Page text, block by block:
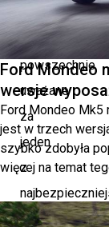
XC60
jest
powszechnie
uważane
za
jeden
z
i
Ford Mondeo
wersje
Ford Mondeo Mk5
jest w trzech
szybko zdobyła
więcej na temat